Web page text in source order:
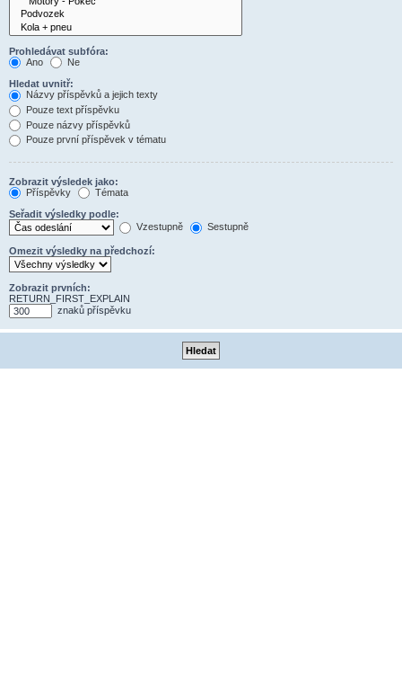
Prohledávat subfóra:
Ano
Ne
Hledat uvnitř:
Názvy příspěvků a jejich texty
Pouze text příspěvku
Pouze názvy příspěvků
Pouze první příspěvek v tématu
Zobrazit výsledek jako:
Příspěvky
Témata
Seřadit výsledky podle:
Vzestupně
Sestupně
Omezit výsledky na předchozí:
Zobrazit prvních:
RETURN_FIRST_EXPLAIN
znaků příspěvku